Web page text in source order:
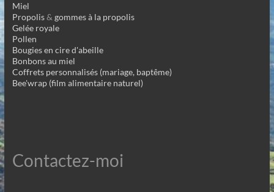
Miel
Propolis& gommes à la propolis
Gelée royale
Pollen
Bougies en cire d'abeille
Bonbons au miel
Coffrets personnalisés (mariage, baptême)
Bee'wrap (film alimentaire naturel)
Contactez-moi